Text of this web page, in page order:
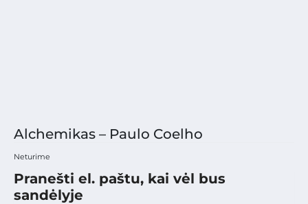
Alchemikas – Paulo Coelho
Neturime
Pranešti el. paštu, kai vėl bus
sandėlyje